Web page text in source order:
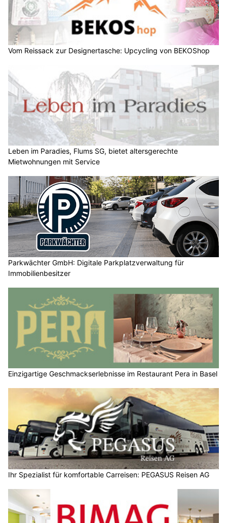
Vom Reissack zur Designertasche: Upcycling von BEKOShop
Leben im Paradies, Flums SG, bietet altersgerechte
Mietwohnungen mit Service
Parkwächter GmbH: Digitale Parkplatzverwaltung für
Immobilienbesitzer
Einzigartige Geschmackserlebnisse im Restaurant Pera in Basel
Ihr Spezialist für komfortable Carreisen: PEGASUS Reisen AG